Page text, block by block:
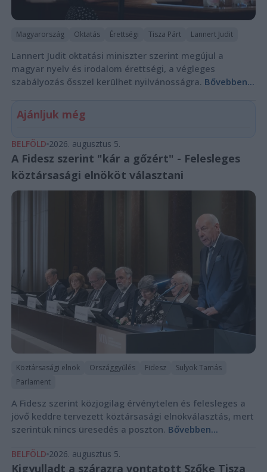
Magyarország Oktatás Érettségi Tisza Párt Lannert Judit
Lannert Judit oktatási miniszter szerint megújul a
magyar nyelv és irodalom érettségi, a végleges
szabályozás ősszel kerülhet nyilvánosságra. Bővebben...
Ajánljuk még
BELFÖLD 2026. augusztus 5.
A Fidesz szerint "kár a gőzért" - Felesleges
köztársasági elnököt választani
Köztársasági elnök Országgyűlés Fidesz
Sulyok Tamás
Parlament
A Fidesz szerint közjogilag érvénytelen és felesleges a
jövő keddre tervezett köztársasági elnökválasztás, mert
szerintük nincs üresedés a poszton. Bővebben...
BELFÖLD 2026. augusztus 5.
Kigyulladt a szárazra vontatott Szőke Tisza